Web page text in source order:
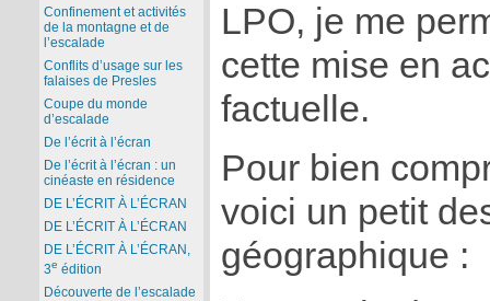
LPO, je me
cette mise en
factuelle.
Pour bien
voici un petit
géographique :
Confinement et activités
de la montagne et de
l’escalade
Conflits d’usage sur les
falaises de Presles
Coupe du monde
d’escalade
De l’écrit à l’écran
De l’écrit à l’écran : un
cinéaste en résidence
DE L’ÉCRIT À L’ÉCRAN
DE L’ÉCRIT À L’ÉCRAN
DE L’ÉCRIT À L’ÉCRAN,
3e édition
Découverte de l’escalade